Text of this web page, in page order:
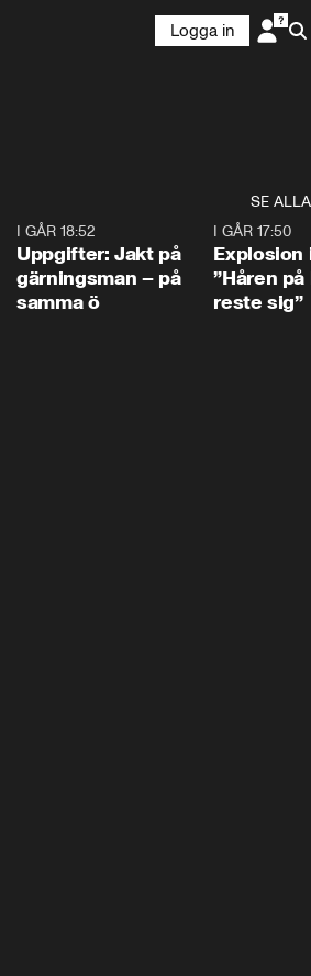
Logga in
SE ALLA
I GÅR 18:52
Uppgifter: Jakt på
gärningsman – på
samma ö
I GÅR 17:50
Explosion
”Håren
reste sig”